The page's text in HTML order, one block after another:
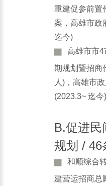
重建促参前置
案，高雄市政
迄今)
高雄市市
期规划暨招商
人)，高雄市
(2023.3~ 迄今)
B.促进民
规划 / 46
和顺综合
建营运招商总